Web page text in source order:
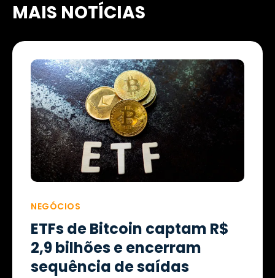
MAIS NOTÍCIAS
NEGÓCIOS
ETFs de Bitcoin captam R$
2,9 bilhões e encerram
sequência de saídas